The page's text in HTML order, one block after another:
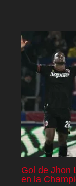
Gol de Jhon
en la